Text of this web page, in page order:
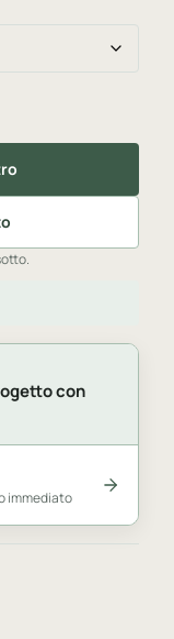
con
immediato